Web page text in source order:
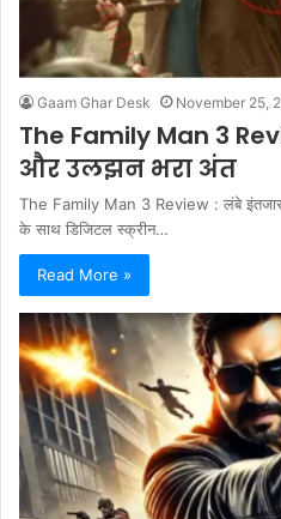
Gaam Ghar Desk November 25,
The Family Man 3
और उलझन भरा अंत
The Family Man 3 Review : लंबे इंतजार
के साथ डिजिटल स्क्रीन…
Read More »